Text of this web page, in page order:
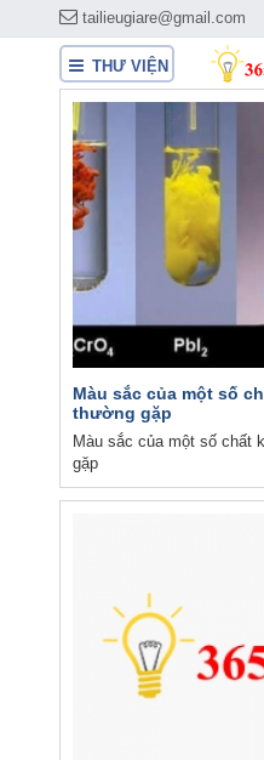
tailieugiare@gmail.com
THƯ VIỆN
Màu sắc của một số
thường gặp
Màu sắc của một số chất
gặp